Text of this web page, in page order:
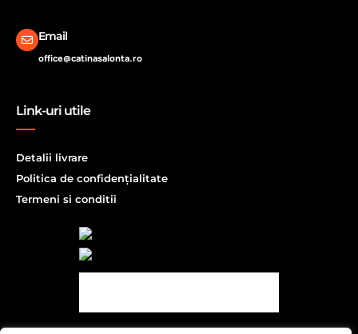
Email
office@catinasalonta.ro
Link-uri utile
Detalii livrare
Politica de confidențialitate
Termeni si conditii